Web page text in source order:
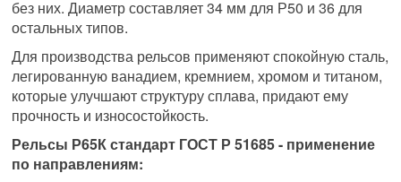
без них. Диаметр составляет 34 мм для Р50 и 36 для
остальных типов.
Для производства рельсов применяют спокойную сталь,
легированную ванадием, кремнием, хромом и титаном,
которые улучшают структуру сплава, придают ему
прочность и износостойкость.
Рельсы Р65К стандарт ГОСТ Р 51685 - применение
по направлениям: